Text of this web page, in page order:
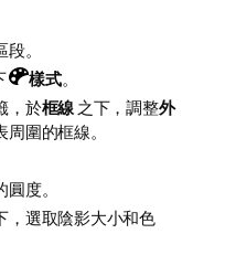
段。
樣式。
，於框線 之下，調整外
圍的框線。
度。
，選取陰影大小和色